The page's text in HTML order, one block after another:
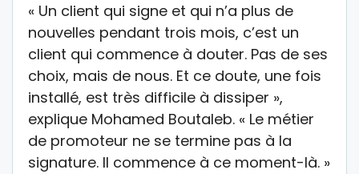
« Un client qui signe et qui n’a plus de
nouvelles pendant trois mois, c’est un
client qui commence à douter. Pas de ses
choix, mais de nous. Et ce doute, une fois
installé, est très difficile à dissiper »,
explique Mohamed Boutaleb. « Le métier
de promoteur ne se termine pas à la
signature. Il commence à ce moment-là. »